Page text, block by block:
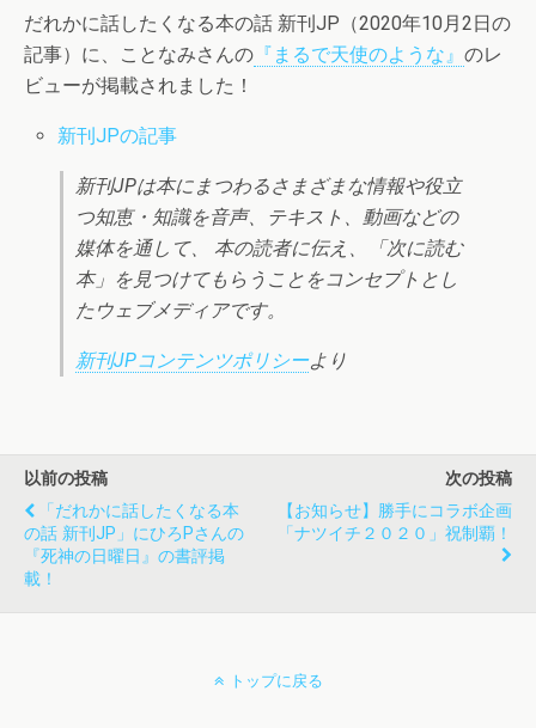
だれかに話したくなる本の話 新刊JP（2020年10月2日の
記事）に、ことなみさんの 『まるで天使のような』 のレ
ビューが掲載されました！
新刊JPの記事
新刊JPは本にまつわるさまざまな情報や役立
つ知恵・知識を音声、テキスト、動画などの
媒体を通して、 本の読者に伝え、「次に読む
本」を見つけてもらうことをコンセプトとし
たウェブメディアです。
新刊JPコンテンツポリシーより
以前の投稿
「だれかに話したくなる本
の話 新刊JP」にひろPさんの
『死神の日曜日』の書評掲
載！
次の投稿
【お知らせ】勝手にコラボ企画
「ナツイチ２０２０」祝制覇！
トップに戻る